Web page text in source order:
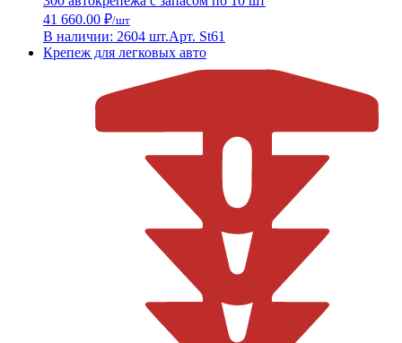
41 660.00 ₽/шт
В наличии: 2604 шт.Арт. St61
Крепеж для легковых авто